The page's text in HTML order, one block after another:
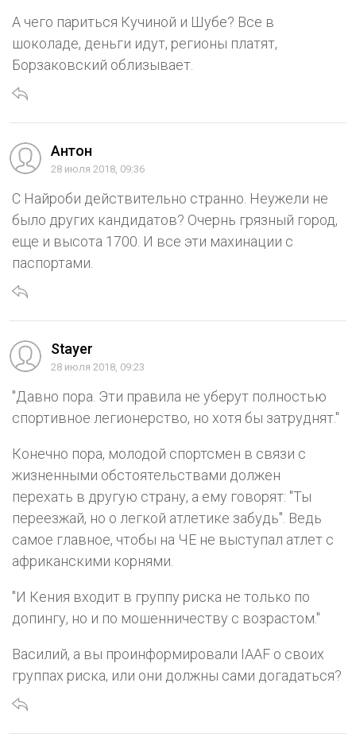
А чего париться Кучиной и Шубе? Все в
шоколаде, деньги идут, регионы платят,
Борзаковский облизывает.
Антон
28 июля 2018, 09:36
С Найроби действительно странно. Неужели не
было других кандидатов? Очернь грязный город,
еще и высота 1700. И все эти махинации с
паспортами.
Stayer
28 июля 2018, 09:23
"Давно пора. Эти правила не уберут полностью
спортивное легионерство, но хотя бы затруднят."
Конечно пора, молодой спортсмен в связи с
жизненными обстоятельствами должен
перехать в другую страну, а ему говорят: "Ты
переезжай, но о легкой атлетике забудь". Ведь
самое главное, чтобы на ЧЕ не выступал атлет с
африканскими корнями.
"И Кения входит в группу риска не только по
допингу, но и по мошенничеству с возрастом."
Василий, а вы проинформировали IAAF о своих
группах риска, или они должны сами догадаться?